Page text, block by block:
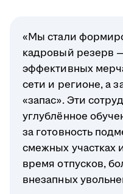
«Мы стали
кадровый резерв
эффективных
сети и регионе, а
«запас». Эти
углублённое
за готовность
смежных участках
время отпусков,
внезапных